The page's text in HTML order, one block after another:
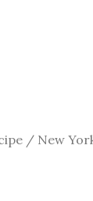
/ New